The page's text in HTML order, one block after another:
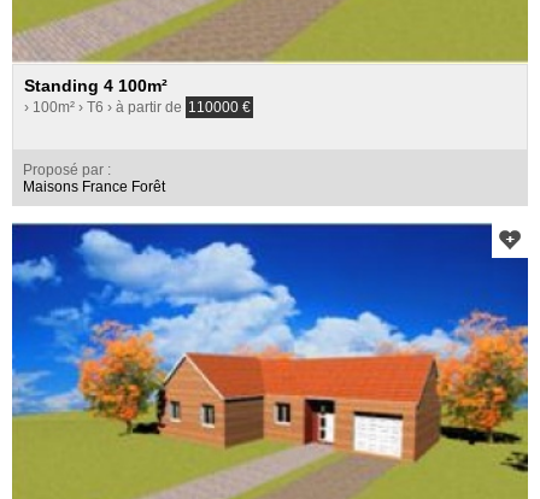
Standing 4 100m²
› 100m² › T6 › à partir de 110000 €
Proposé par :
Maisons France Forêt